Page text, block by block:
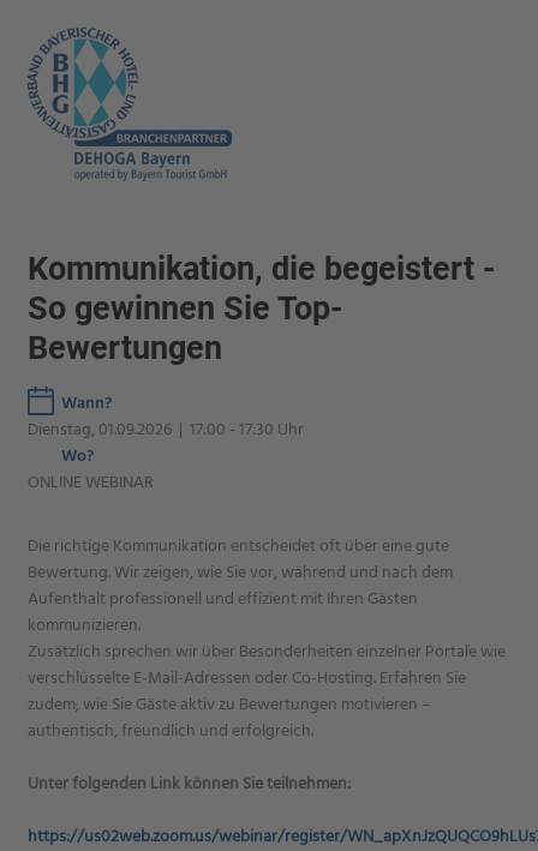
Kommunikation, die begeistert -
So gewinnen Sie Top-
Bewertungen
Wann?
Dienstag, 01.09.2026 | 17:00 - 17:30 Uhr
Wo?
ONLINE WEBINAR
Die richtige Kommunikation entscheidet oft über eine gute
Bewertung. Wir zeigen, wie Sie vor, während und nach dem
Aufenthalt professionell und effizient mit Ihren Gästen
kommunizieren.
Zusätzlich sprechen wir über Besonderheiten einzelner Portale wie
verschlüsselte E-Mail-Adressen oder Co-Hosting. Erfahren Sie
zudem, wie Sie Gäste aktiv zu Bewertungen motivieren –
authentisch, freundlich und erfolgreich.
Unter folgenden Link können Sie teilnehmen:
https://us02web.zoom.us/webinar/register/